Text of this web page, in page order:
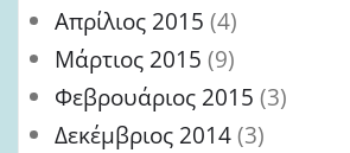
Απρίλιος 2015 (4)
Μάρτιος 2015 (9)
Φεβρουάριος 2015 (3)
Δεκέμβριος 2014(3)